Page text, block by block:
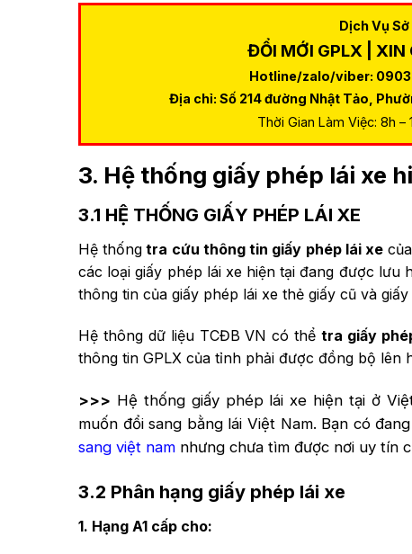
Dịch Vụ
ĐỔI MỚI GPLX | XIN
Hotline/zalo/viber: 0903
Địa chỉ: Số 214 đường Nhật Tảo,
Thời Gian Làm Việc: 8h
3. Hệ thống giấy phép lái xe
3.1 HỆ THỐNG GIẤY PHÉP LÁI XE
Hệ thống tra cứu thông tin giấy phép lái xe
các loại giấy phép lái xe hiện tại đang được
thông tin của giấy phép lái xe thẻ giấy cũ và
Hệ thông dữ liệu TCĐB VN có thểtra giấy
thông tin GPLX của tỉnh phải được đồng bộ lên
>>> Hệ thống giấy phép lái xe hiện tại ở
muốn đổi sang bằng lái Việt Nam. Bạn có
sang việt nam nhưng chưa tìm được nơi uy tín
3.2 Phân hạng giấy phép lái xe
1. Hạng A1 cấp cho: